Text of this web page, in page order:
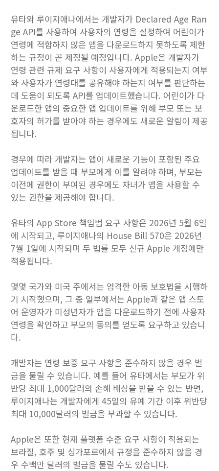
유타와 루이지애나에서는 개발자가 Declared Age Ran
ge API를 사용하여 사용자의 연령을 설정하여 어린이가
연령에 적합하지 않은 앱을 다운로드하지 못하도록 제한
하는 규정이 곧 제정될 예정입니다. Apple은 개발자가
연령 관련 규제 요구 사항이 사용자에게 적용되는지 여부
와 사용자가 연령대를 공유해야 하는지 여부를 판단하는
데 도움이 되도록 API를 업데이트했습니다. 어린이가 다
운로드한 앱의 중요한 앱 업데이트를 위해 부모 또는 보
호자의 허가를 받아야 하는 경우에도 새로운 알림이 제공
됩니다.
경우에 따라 개발자는 앱이 새로운 기능이 포함된 주요
업데이트를 받을 때 부모에게 이를 알려야 하며, 부모는
이전에 권한이 부여된 경우에도 자녀가 앱을 사용할 수
있는 권한을 제공해야 합니다.
유타의 ‌App Store‌ 책임법 요구 사항은 2026년 5월 6일
에 시작되고, 루이지애나의 House Bill 570은 2026년
7월 1일에 시작되며 두 법률 모두 신규 Apple 계정에만
적용됩니다.
몇몇 국가와 미국 주에서는 엄격한 아동 보호법을 시행하
기 시작했으며, 그 중 일부에서는 Apple과 같은 앱 스토
어 운영자가 미성년자가 앱을 다운로드하기 전에 사용자
연령을 확인하고 부모의 동의를 얻도록 요구하고 있습니
다.
개발자는 연령 보증 요구 사항을 준수하지 않을 경우 벌
금을 물릴 수 있습니다. 예를 들어 유타에서는 부모가 위
반당 최대 1,000달러의 손해 배상을 받을 수 있는 반면,
루이지애나는 개발자에게 45일의 유예 기간 이후 위반당
최대 10,000달러의 벌금을 부과할 수 있습니다.
Apple은 또한 현재 플랫폼 수준 요구 사항이 적용되는
브라질, 호주 및 싱가포르에서 규정을 준수하지 않을 경
우 수백만 달러의 벌금을 물릴 수도 있습니다.